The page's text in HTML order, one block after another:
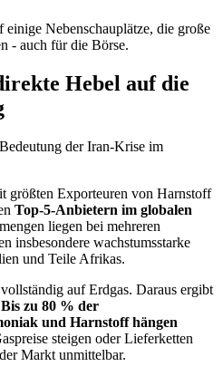
Nebenschauplätze, die große
- auch für die Börse.
Hebel auf die
der Iran-Krise im
größten Exporteuren von Harnstoff
Top-5-Anbietern im globalen
liegen bei mehreren
insbesondere wachstumsstarke
und Teile Afrikas.
auf Erdgas. Daraus ergibt
Bis zu 80 % der
und Harnstoff hängen
steigen oder Lieferketten
Markt unmittelbar.